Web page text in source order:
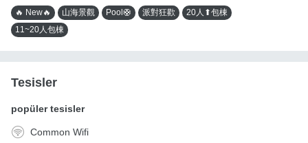
🔥 New🔥
山海景觀 Pool🛟 派對狂歡
20人⬆包棟
11~20人包棟
Tesisler
popüler tesisler
Common Wifi